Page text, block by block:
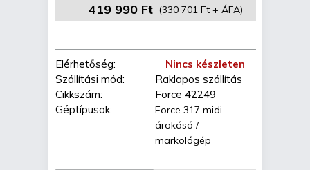
419 990 Ft (330 701 Ft + ÁFA)
Elérhetőség:
Nincs készleten
Szállítási mód:
Raklapos szállítás
Cikkszám:
Force 42249
Géptípusok:
Force 317 midi
árokásó /
markológép